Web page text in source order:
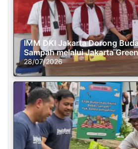
IMM DKI Jakarta Dorong
Sampah melalui Jakarta
28/07/2026